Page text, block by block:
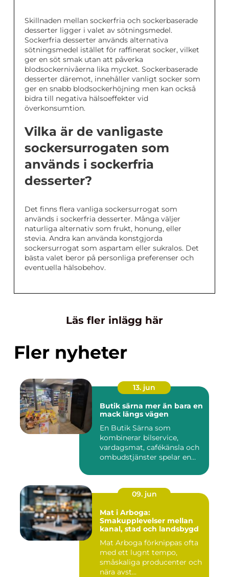
Skillnaden mellan sockerfria och sockerbaserade
desserter ligger i valet av sötningsmedel.
Sockerfria desserter används alternativa
sötningsmedel istället för raffinerat socker, vilket
ger en söt smak utan att påverka
blodsockernivåerna lika mycket. Sockerbaserade
desserter däremot, innehåller vanligt socker som
ger en snabb blodsockerhöjning men kan också
bidra till negativa hälsoeffekter vid
överkonsumtion.
Vilka är de vanligaste
sockersurrogaten som
används i sockerfria
desserter?
Det finns flera vanliga sockersurrogat som
används i sockerfria desserter. Många väljer
naturliga alternativ som frukt, honung, eller
stevia. Andra kan använda konstgjorda
sockersurrogat som aspartam eller sukralos. Det
bästa valet beror på personliga preferenser och
eventuella hälsobehov.
Läs fler inlägg här
Fler nyheter
13. jun
Butik särna mer än bara en
mack längs vägen
En Butik Särna som
kombinerar bilservice,
vardagsmat, cafékänsla och
ombudstjänster spelar en
09. jun
Mat i Arboga:
Smakupplevelser mellan
kanal, stad och landsbygd
Mat Arboga förknippas ofta
med ett lugnt tempo,
småskaliga producenter och
nära avst...